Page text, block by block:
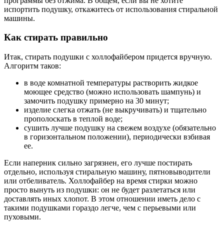
испортить подушку, откажитесь от использования стиральной
машины.
Как стирать правильно
Итак, стирать подушки с холлофайбером придется вручную.
Алгоритм таков:
в воде комнатной температуры растворить жидкое
моющее средство (можно использовать шампунь) и
замочить подушку примерно на 30 минут;
изделие слегка отжать (не выкручивать) и тщательно
прополоскать в теплой воде;
сушить лучше подушку на свежем воздухе (обязательно
в горизонтальном положении), периодически взбивая
ее.
Если наперник сильно загрязнен, его лучше постирать
отдельно, используя стиральную машину, пятновыводители
или отбеливатель. Холлофайбер на время стирки можно
просто вынуть из подушки: он не будет разлетаться или
доставлять иных хлопот. В этом отношении иметь дело с
такими подушками гораздо легче, чем с перьевыми или
пуховыми.